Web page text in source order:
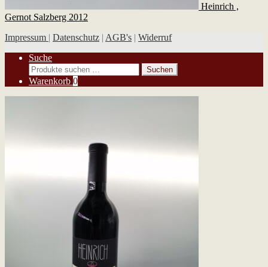
Heinrich ,
Gernot Salzberg 2012
Impressum | Datenschutz | AGB's | Widerruf
Suche
Suchen
nach:
Suchen
Warenkorb 0